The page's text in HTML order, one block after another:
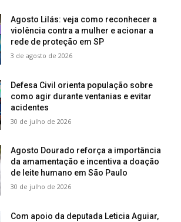
Agosto Lilás: veja como reconhecer a
violência contra a mulher e acionar a
rede de proteção em SP
3 de agosto de 2026
Defesa Civil orienta população sobre
como agir durante ventanias e evitar
acidentes
30 de julho de 2026
Agosto Dourado reforça a importância
da amamentação e incentiva a doação
de leite humano em São Paulo
30 de julho de 2026
Com apoio da deputada Leticia Aguiar,